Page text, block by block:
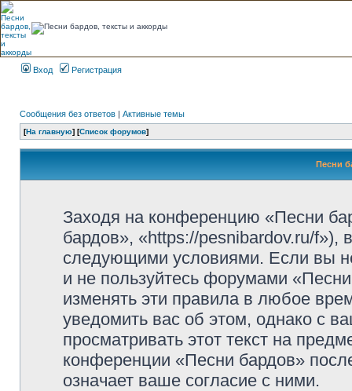
Вход Регистрация
Сообщения без ответов | Активные темы
[На главную] [Список форумов]
Песни
Заходя на конференцию «Песни
бардов», «https://pesnibardov.ru/f»),
следующими условиями. Если вы
и не пользуйтесь форумами
изменять эти правила в любое
уведомить вас об этом, однако с
просматривать этот текст на
конференции «Песни бардов»
означает ваше согласие с ними.